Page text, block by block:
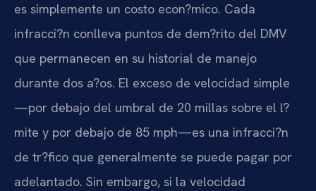
es simplemente un costo econ?mico. Cada
infracci?n conlleva puntos de dem?rito del DMV
que permanecen en su historial de manejo
durante dos a?os. El exceso de velocidad simple
—por debajo del umbral de 20 millas sobre el l?
mite y por debajo de 85 mph—es una infracci?n
de tr?fico que generalmente se puede pagar por
adelantado. Sin embargo, si la velocidad